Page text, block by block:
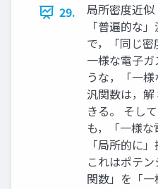
29.
局所密度近
「普遍的な
で，「同じ
一様な電子
うな，「一
汎関数は，
きる。 そし
も，「一様
「局所的に
これはポテ
関数」を「